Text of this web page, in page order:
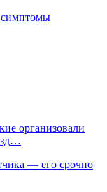
симптомы
организовали
— его срочно